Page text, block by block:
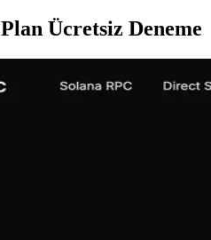
Ücretsiz Deneme